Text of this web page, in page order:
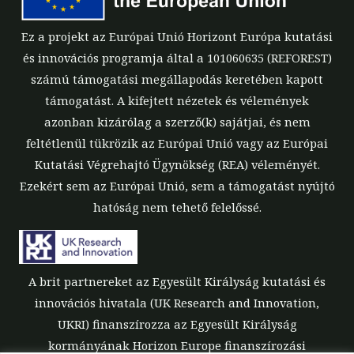
Ez a projekt az Európai Unió Horizont Európa kutatási
és innovációs programja által a 101060635 (REFOREST)
számú támogatási megállapodás keretében kapott
támogatást. A kifejtett nézetek és vélemények
azonban kizárólag a szerző(k) sajátjai, és nem
feltétlenül tükrözik az Európai Unió vagy az Európai
Kutatási Végrehajtó Ügynökség (REA) véleményét.
Ezekért sem az Európai Unió, sem a támogatást nyújtó
hatóság nem tehető felelőssé.
A brit partnereket az Egyesült Királyság kutatási és
innovációs hivatala (UK Research and Innovation,
UKRI) finanszírozza az Egyesült Királyság
kormányának Horizon Europe finanszírozási